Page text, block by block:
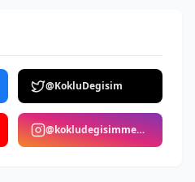
@KokluDegisim
@kokludegisimmedya